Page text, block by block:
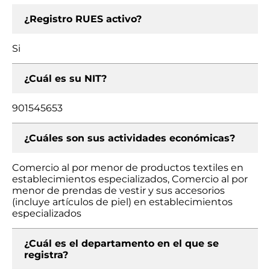
¿Registro RUES activo?
Si
¿Cuál es su NIT?
901545653
¿Cuáles son sus actividades económicas?
Comercio al por menor de productos textiles en
establecimientos especializados, Comercio al por
menor de prendas de vestir y sus accesorios
(incluye artículos de piel) en establecimientos
especializados
¿Cuál es el departamento en el que se
registra?